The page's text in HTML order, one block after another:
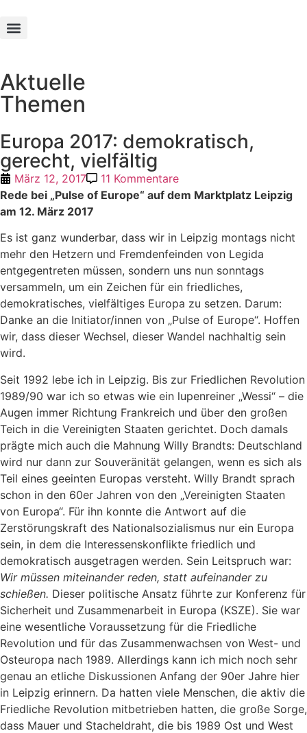
Aktuelle
Themen
Europa 2017: demokratisch,
gerecht, vielfältig
März 12, 2017
11 Kommentare
Rede bei „Pulse of Europe“ auf dem Marktplatz Leipzig
am 12. März 2017
Es ist ganz wunderbar, dass wir in Leipzig montags nicht
mehr den Hetzern und Fremdenfeinden von Legida
entgegentreten müssen, sondern uns nun sonntags
versammeln, um ein Zeichen für ein friedliches,
demokratisches, vielfältiges Europa zu setzen. Darum:
Danke an die Initiator/innen von „Pulse of Europe“. Hoffen
wir, dass dieser Wechsel, dieser Wandel nachhaltig sein
wird.
Seit 1992 lebe ich in Leipzig. Bis zur Friedlichen Revolution
1989/90 war ich so etwas wie ein lupenreiner „Wessi“ – die
Augen immer Richtung Frankreich und über den großen
Teich in die Vereinigten Staaten gerichtet. Doch damals
prägte mich auch die Mahnung Willy Brandts: Deutschland
wird nur dann zur Souveränität gelangen, wenn es sich als
Teil eines geeinten Europas versteht. Willy Brandt sprach
schon in den 60er Jahren von den „Vereinigten Staaten
von Europa“. Für ihn konnte die Antwort auf die
Zerstörungskraft des Nationalsozialismus nur ein Europa
sein, in dem die Interessenskonflikte friedlich und
demokratisch ausgetragen werden. Sein Leitspruch war:
Wir müssen miteinander reden, statt aufeinander zu
schießen. Dieser politische Ansatz führte zur Konferenz für
Sicherheit und Zusammenarbeit in Europa (KSZE). Sie war
eine wesentliche Voraussetzung für die Friedliche
Revolution und für das Zusammenwachsen von West- und
Osteuropa nach 1989. Allerdings kann ich mich noch sehr
genau an etliche Diskussionen Anfang der 90er Jahre hier
in Leipzig erinnern. Da hatten viele Menschen, die aktiv die
Friedliche Revolution mitbetrieben hatten, die große Sorge,
dass Mauer und Stacheldraht, die bis 1989 Ost und West